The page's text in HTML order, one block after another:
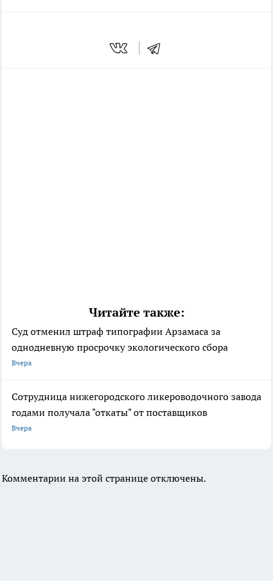
Читайте также:
Суд отменил штраф типографии Арзамаса за
однодневную просрочку экологического сбора
Вчера
Сотрудница нижегородского ликероводочного завода
годами получала "откаты" от поставщиков
Вчера
Комментарии на этой странице отключены.